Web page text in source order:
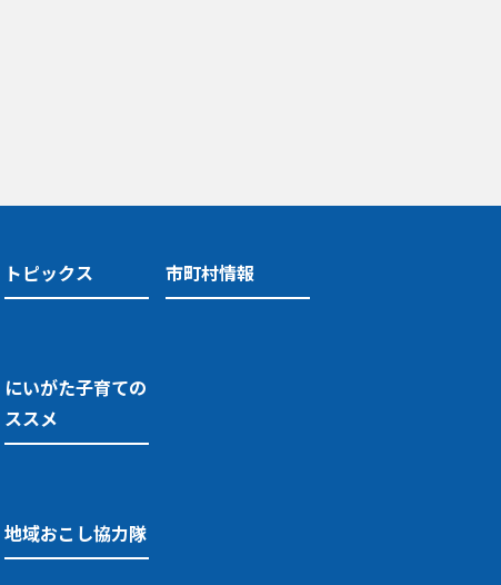
トピックス
にいがた子育ての
ススメ
地域おこし協力隊
市町村情報